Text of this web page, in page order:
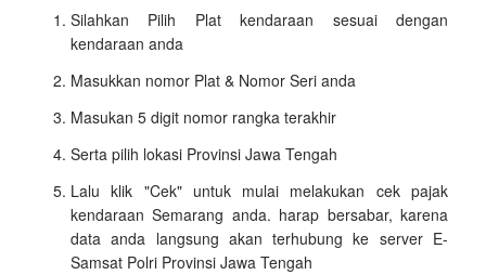
Silahkan Pilih Plat kendaraan sesuai dengan
kendaraan anda
Masukkan nomor Plat & Nomor Seri anda
Masukan 5 digit nomor rangka terakhir
Serta pilih lokasi Provinsi Jawa Tengah
Lalu klik "Cek" untuk mulai melakukan cek pajak
kendaraan Semarang anda. harap bersabar, karena
data anda langsung akan terhubung ke server E-
Samsat Polri Provinsi Jawa Tengah